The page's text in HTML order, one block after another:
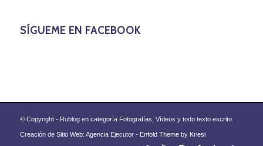
SÍGUEME EN FACEBOOK
© Copyright - Rublog en categoría Fotografías, Vídeos y todo texto escrito.
Creación de Sitio Web: Agencia Ejecutor - Enfold Theme by Kriesi